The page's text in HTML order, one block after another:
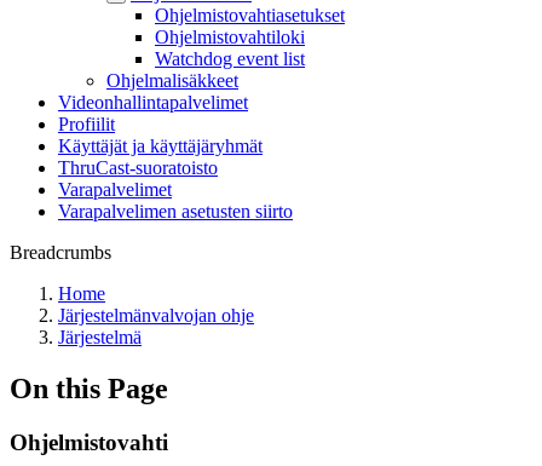
Ohjelmistovahtiasetukset
Ohjelmistovahtiloki
Watchdog event list
Ohjelmalisäkkeet
Videonhallintapalvelimet
Profiilit
Käyttäjät ja käyttäjäryhmät
ThruCast-suoratoisto
Varapalvelimet
Varapalvelimen asetusten siirto
Breadcrumbs
Home
Järjestelmänvalvojan ohje
Järjestelmä
On this Page
Ohjelmistovahti